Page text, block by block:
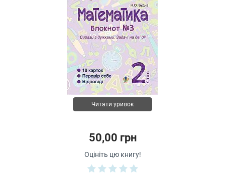
Читати уривок
50,00 грн
Оцініть цю книгу!